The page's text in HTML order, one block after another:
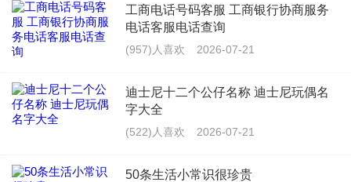
工商电话号码客服 工商银行协商服务
电话客服电话查询
(957)人喜欢 2026-07-21
迪士尼十二个公仔名称 迪士尼玩偶名
字大全
(522)人喜欢 2026-07-21
50条生活小常识很珍贵